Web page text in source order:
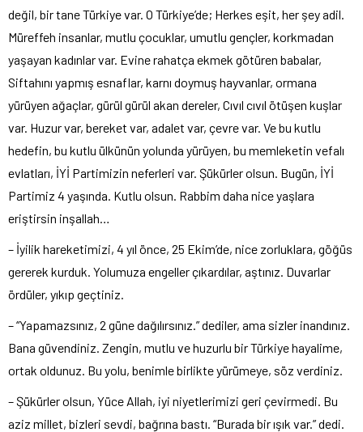
değil, bir tane Türkiye var. O Türkiye’de; Herkes eşit, her şey adil.
Müreffeh insanlar, mutlu çocuklar, umutlu gençler, korkmadan
yaşayan kadınlar var. Evine rahatça ekmek götüren babalar,
Siftahını yapmış esnaflar, karnı doymuş hayvanlar, ormana
yürüyen ağaçlar, gürül gürül akan dereler, Cıvıl cıvıl ötüşen kuşlar
var. Huzur var, bereket var, adalet var, çevre var. Ve bu kutlu
hedefin, bu kutlu ülkünün yolunda yürüyen, bu memleketin vefalı
evlatları, İYİ Partimizin neferleri var. Şükürler olsun. Bugün, İYİ
Partimiz 4 yaşında. Kutlu olsun. Rabbim daha nice yaşlara
eriştirsin inşallah…
– İyilik hareketimizi, 4 yıl önce, 25 Ekim’de, nice zorluklara, göğüs
gererek kurduk. Yolumuza engeller çıkardılar, aştınız. Duvarlar
ördüler, yıkıp geçtiniz.
– “Yapamazsınız, 2 güne dağılırsınız.” dediler, ama sizler inandınız.
Bana güvendiniz. Zengin, mutlu ve huzurlu bir Türkiye hayalime,
ortak oldunuz. Bu yolu, benimle birlikte yürümeye, söz verdiniz.
– Şükürler olsun, Yüce Allah, iyi niyetlerimizi geri çevirmedi. Bu
aziz millet, bizleri sevdi, bağrına bastı. “Burada bir ışık var.” dedi.